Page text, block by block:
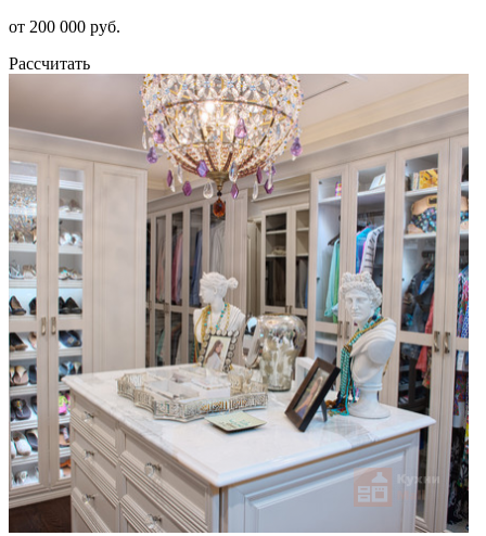
от 200 000 руб.
Рассчитать